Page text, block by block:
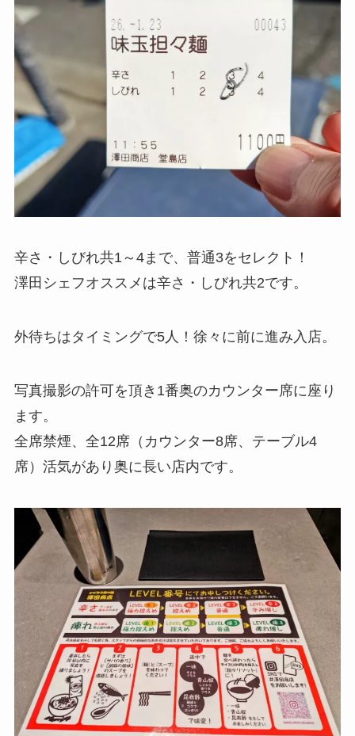
辛さ・しびれ共1～4まで、普通3をセレクト！
澤田シェフオススメは辛さ・しびれ共2です。
外待ちはタイミングで5人！徐々に前に進み入店。
写真撮影の許可を頂き1番奥のカウンター席に座り
ます。
全席禁煙、全12席（カウンター8席、テーブル4
席）活気があり奥に長い店内です。